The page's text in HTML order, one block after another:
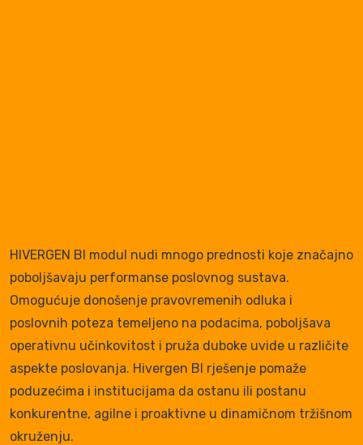
HIVERGEN BI modul nudi mnogo prednosti koje značajno
poboljšavaju performanse poslovnog sustava.
Omogućuje donošenje pravovremenih odluka i
poslovnih poteza temeljeno na podacima, poboljšava
operativnu učinkovitost i pruža duboke uvide u različite
aspekte poslovanja. Hivergen BI rješenje pomaže
poduzećima i institucijama da ostanu ili postanu
konkurentne, agilne i proaktivne u dinamičnom tržišnom
okruženju.